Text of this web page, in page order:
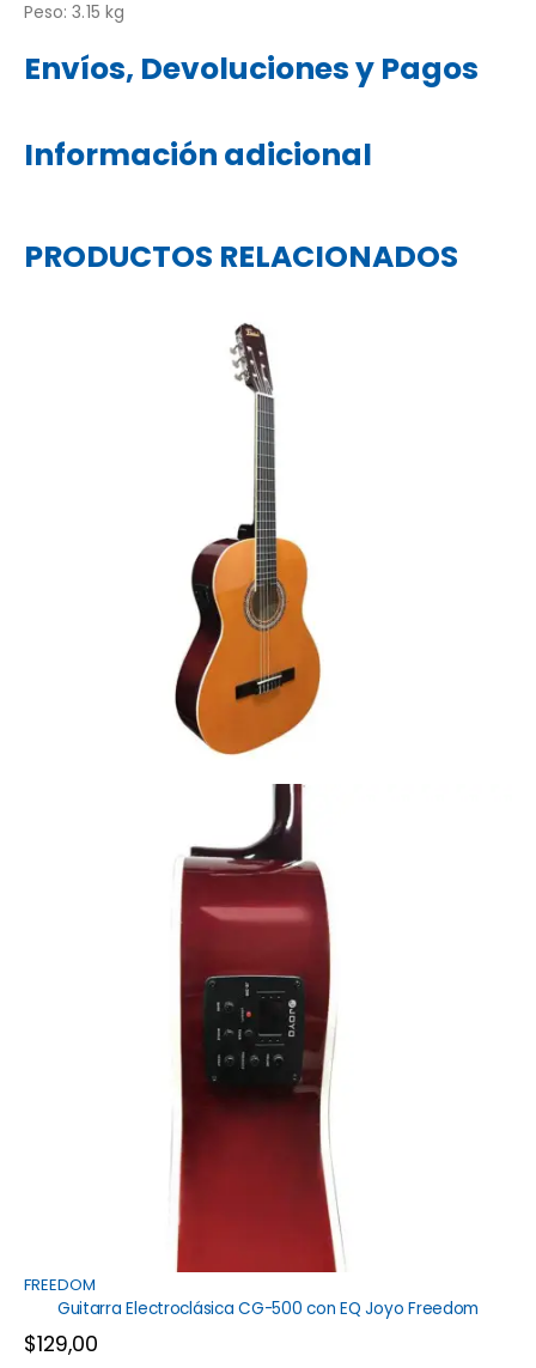
Peso: 3.15 kg
Envíos, Devoluciones y Pagos
Información adicional
PRODUCTOS RELACIONADOS
FREEDOM
Guitarra Electroclásica CG-500 con EQ Joyo Freedom
$129,00